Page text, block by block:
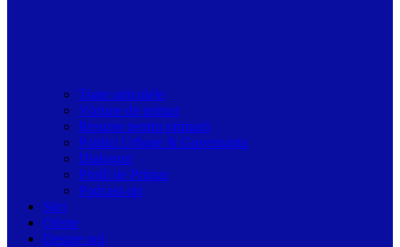
Toate articolele
Viziune de primar
Resurse pentru primarii
Politici Urbane & Guvernanta
Dialoguri
Profil de Primar
Podcast-uri
Stiri
Oferte
Despre noi